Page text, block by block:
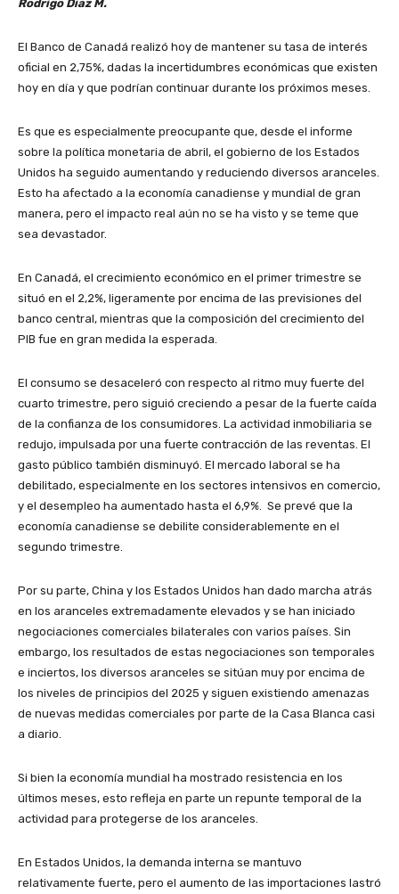
Rodrigo Díaz M.
El Banco de Canadá realizó hoy de mantener su tasa de interés
oficial en 2,75%, dadas la incertidumbres económicas que existen
hoy en día y que podrían continuar durante los próximos meses.
Es que es especialmente preocupante que, desde el informe
sobre la política monetaria de abril, el gobierno de los Estados
Unidos ha seguido aumentando y reduciendo diversos aranceles.
Esto ha afectado a la economía canadiense y mundial de gran
manera, pero el impacto real aún no se ha visto y se teme que
sea devastador.
En Canadá, el crecimiento económico en el primer trimestre se
situó en el 2,2%, ligeramente por encima de las previsiones del
banco central, mientras que la composición del crecimiento del
PIB fue en gran medida la esperada.
El consumo se desaceleró con respecto al ritmo muy fuerte del
cuarto trimestre, pero siguió creciendo a pesar de la fuerte caída
de la confianza de los consumidores. La actividad inmobiliaria se
redujo, impulsada por una fuerte contracción de las reventas. El
gasto público también disminuyó. El mercado laboral se ha
debilitado, especialmente en los sectores intensivos en comercio,
y el desempleo ha aumentado hasta el 6,9%. Se prevé que la
economía canadiense se debilite considerablemente en el
segundo trimestre.
Por su parte, China y los Estados Unidos han dado marcha atrás
en los aranceles extremadamente elevados y se han iniciado
negociaciones comerciales bilaterales con varios países. Sin
embargo, los resultados de estas negociaciones son temporales
e inciertos, los diversos aranceles se sitúan muy por encima de
los niveles de principios del 2025 y siguen existiendo amenazas
de nuevas medidas comerciales por parte de la Casa Blanca casi
a diario.
Si bien la economía mundial ha mostrado resistencia en los
últimos meses, esto refleja en parte un repunte temporal de la
actividad para protegerse de los aranceles.
En Estados Unidos, la demanda interna se mantuvo
relativamente fuerte, pero el aumento de las importaciones lastró